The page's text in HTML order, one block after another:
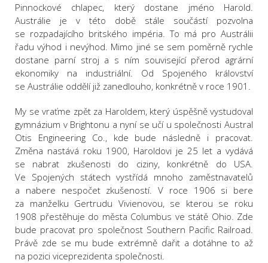
Pinnockové chlapec, který dostane jméno Harold.
Austrálie je v této době stále součástí pozvolna
se rozpadajícího britského impéria. To má pro Austrálii
řadu výhod i nevýhod. Mimo jiné se sem poměrně rychle
dostane parní stroj a s ním související přerod agrární
ekonomiky na industriální. Od Spojeného království
se Austrálie oddělí již zanedlouho, konkrétně v roce 1901.
My se vraťme zpět za Haroldem, který úspěšně vystudoval
gymnázium v Brightonu a nyní se učí u společnosti Austral
Otis Engineering Co., kde bude následně i pracovat.
Změna nastává roku 1900, Haroldovi je 25 let a vydává
se nabrat zkušenosti do ciziny, konkrétně do USA.
Ve Spojených státech vystřídá mnoho zaměstnavatelů
a nabere nespočet zkušeností. V roce 1906 si bere
za manželku Gertrudu Vivienovou, se kterou se roku
1908 přestěhuje do města Columbus ve státě Ohio. Zde
bude pracovat pro společnost Southern Pacific Railroad.
Právě zde se mu bude extrémně dařit a dotáhne to až
na pozici viceprezidenta společnosti.